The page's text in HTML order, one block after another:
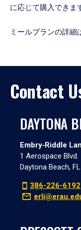
に応じて購入できま
ミールプランの詳細
Contact
DAYTONA
Embry‑Riddle
1 Aerospace Blvd.
Daytona Beach,
386-226-6192